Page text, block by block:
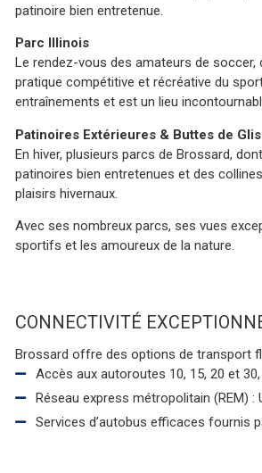
patinoire bien entretenue.
Parc Illinois
Le rendez-vous des amateurs de
pratique compétitive et récréative du
entraînements et est un lieu
Patinoires Extérieures & Buttes de
En hiver, plusieurs parcs de Brossard,
patinoires bien entretenues et des
plaisirs hivernaux.
Avec ses nombreux parcs, ses vues
sportifs et les amoureux de la nature.
EXCEPTIONNELLE
Brossard offre des options de transport
Accès aux autoroutes 10, 15, 20 et
Réseau express métropolitain (REM)
Services d’autobus efficaces fournis